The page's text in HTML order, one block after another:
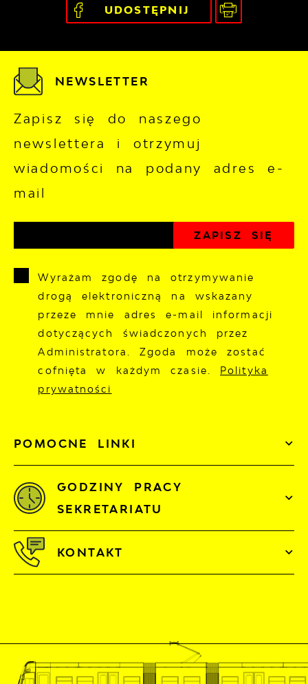
UDOSTĘPNIJ
POMOCNE LINKI
NEWSLETTER
Zapisz się do naszego
newslettera i otrzymuj
wiadomości na podany adres e-
mail
Wyrażam zgodę na otrzymywanie
drogą elektroniczną na wskazany
przeze mnie adres e-mail informacji
dotyczących świadczonych przez
Administratora. Zgoda może zostać
cofnięta w każdym czasie. Polityka
prywatności
GODZINY PRACY
SEKRETARIATU
KONTAKT